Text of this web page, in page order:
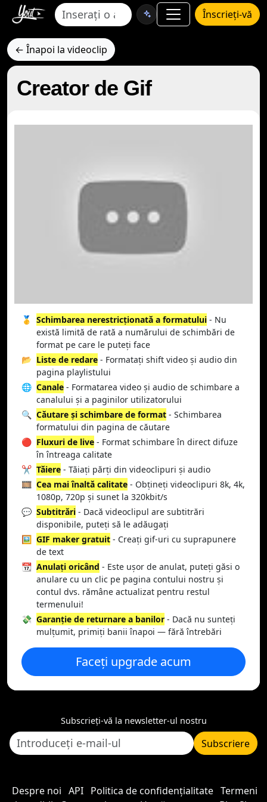
Înscrieți-vă
← Înapoi la videoclip
Creator de Gif
🥇 Schimbarea nerestricționată a formatului - Nu
există limită de rată a numărului de schimbări de
format pe care le puteți face
📂 Liste de redare - Formatați shift video și audio din
pagina playlistului
🌐 Canale - Formatarea video și audio de schimbare a
canalului și a paginilor utilizatorului
🔍 Căutare și schimbare de format - Schimbarea
formatului din pagina de căutare
🔴 Fluxuri de live - Format schimbare în direct difuze
în întreaga calitate
✂️ Tăiere - Tăiați părți din videoclipuri și audio
🎞️ Cea mai înaltă calitate - Obțineți videoclipuri 8k, 4k,
1080p, 720p și sunet la 320kbit/s
💬 Subtitrări - Dacă videoclipul are subtitrări
disponibile, puteți să le adăugați
🖼️ GIF maker gratuit - Creați gif-uri cu suprapunere
de text
📆 Anulați oricând - Este ușor de anulat, puteți găsi o
anulare cu un clic pe pagina contului nostru și
contul dvs. rămâne actualizat pentru restul
termenului!
💸 Garanție de returnare a banilor - Dacă nu sunteți
mulțumit, primiți banii înapoi — fără întrebări
Faceți upgrade acum
Subscrieți-vă la newsletter-ul nostru
Subscriere
Despre noi API Politica de confidențialitate Termeni